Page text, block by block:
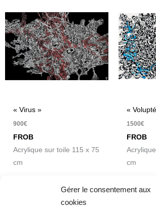
Gérer le consentement aux
cookies
« Virus »
900€
FROB
Acrylique sur toile 115 x 75
cm
«
1500€
FROB
cm